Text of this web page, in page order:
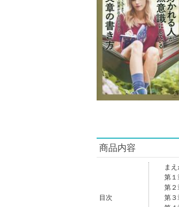
商品内容
目次
ま
第１
第２
第３